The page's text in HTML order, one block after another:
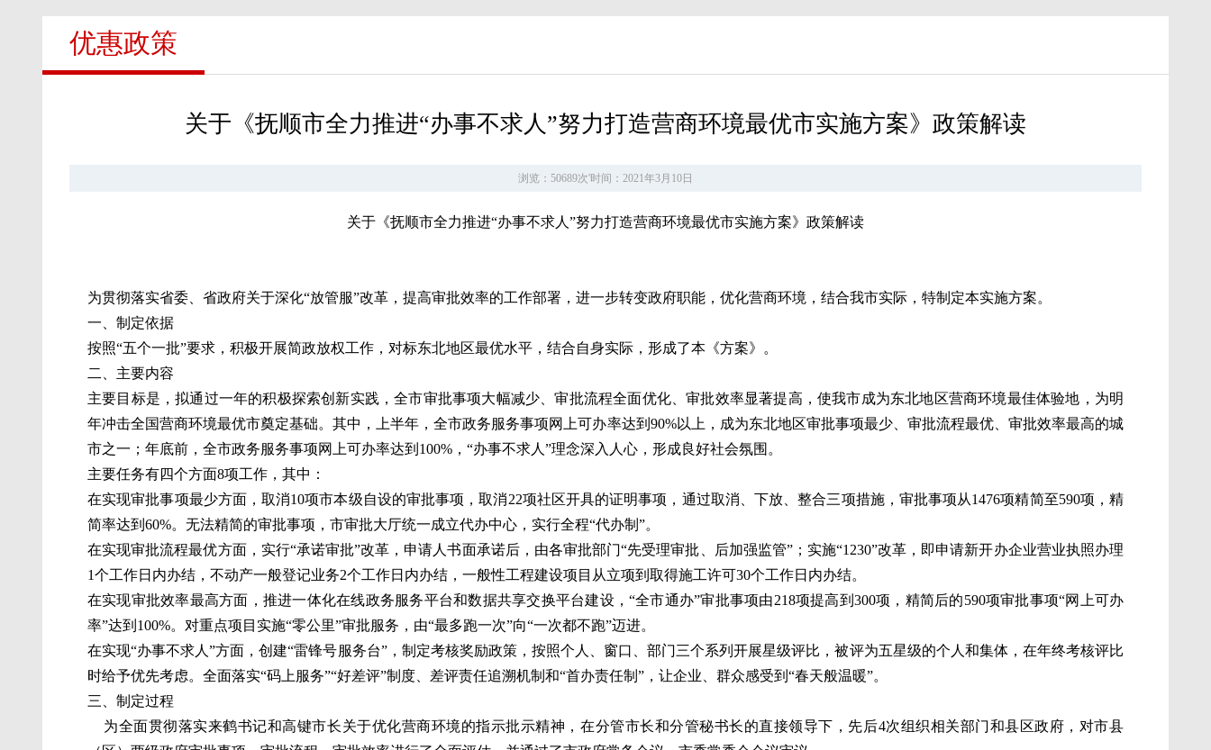
优惠政策
关于《抚顺市全力推进“办事不求人”努力打造营商环境最优市实施方案》政策解读
浏览：50689次'时间：2021年3月10日
关于《抚顺市全力推进“办事不求人”努力打造营商环境最优市实施方案》政策解读
为贯彻落实省委、省政府关于深化“放管服”改革，提高审批效率的工作部署，进一步转变政府职能，优化营商环境，结合我市实际，特制定本实施方案。
一、制定依据
按照“五个一批”要求，积极开展简政放权工作，对标东北地区最优水平，结合自身实际，形成了本《方案》。
二、主要内容
主要目标是，拟通过一年的积极探索创新实践，全市审批事项大幅减少、审批流程全面优化、审批效率显著提高，使我市成为东北地区营商环境最佳体验地，为明
年冲击全国营商环境最优市奠定基础。其中，上半年，全市政务服务事项网上可办率达到90%以上，成为东北地区审批事项最少、审批流程最优、审批效率最高的城
市之一；年底前，全市政务服务事项网上可办率达到100%，“办事不求人”理念深入人心，形成良好社会氛围。
主要任务有四个方面8项工作，其中：
在实现审批事项最少方面，取消10项市本级自设的审批事项，取消22项社区开具的证明事项，通过取消、下放、整合三项措施，审批事项从1476项精简至590项，精
简率达到60%。无法精简的审批事项，市审批大厅统一成立代办中心，实行全程“代办制”。
在实现审批流程最优方面，实行“承诺审批”改革，申请人书面承诺后，由各审批部门“先受理审批、后加强监管”；实施“1230”改革，即申请新开办企业营业执照办理
1个工作日内办结，不动产一般登记业务2个工作日内办结，一般性工程建设项目从立项到取得施工许可30个工作日内办结。
在实现审批效率最高方面，推进一体化在线政务服务平台和数据共享交换平台建设，“全市通办”审批事项由218项提高到300项，精简后的590项审批事项“网上可办
率”达到100%。对重点项目实施“零公里”审批服务，由“最多跑一次”向“一次都不跑”迈进。
在实现“办事不求人”方面，创建“雷锋号服务台”，制定考核奖励政策，按照个人、窗口、部门三个系列开展星级评比，被评为五星级的个人和集体，在年终考核评比
时给予优先考虑。全面落实“码上服务”“好差评”制度、差评责任追溯机制和“首办责任制”，让企业、群众感受到“春天般温暖”。
三、制定过程
为全面贯彻落实来鹤书记和高键市长关于优化营商环境的指示批示精神，在分管市长和分管秘书长的直接领导下，先后4次组织相关部门和县区政府，对市县